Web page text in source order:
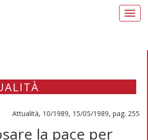
Attualità, 10/1989, 15/05/1989, pag. 255
la pace per